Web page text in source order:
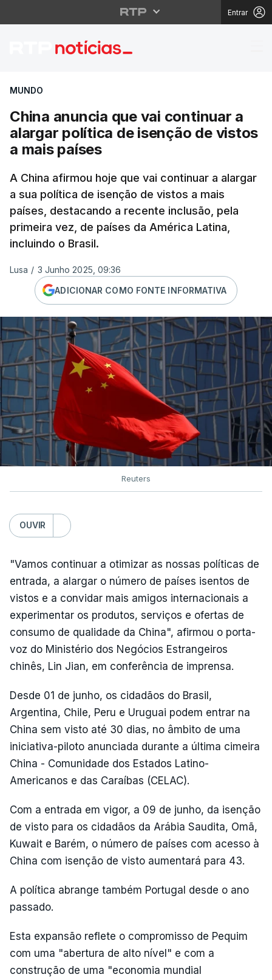
Entrar
China anuncia que
MUNDO
China anuncia que vai continuar a
alargar política de isenção de vistos
a mais países
A China afirmou hoje que vai continuar a alargar
a sua política de isenção de vistos a mais
países, destacando a recente inclusão, pela
primeira vez, de países da América Latina,
incluindo o Brasil.
Lusa / 3 Junho 2025, 09:36
ADICIONAR COMO FONTE INFORMATIVA
Reuters
OUVIR
"Vamos continuar a otimizar as nossas políticas de
entrada, a alargar o número de países isentos de
vistos e a convidar mais amigos internacionais a
experimentar os produtos, serviços e ofertas de
consumo de qualidade da China", afirmou o porta-
voz do Ministério dos Negócios Estrangeiros
chinês, Lin Jian, em conferência de imprensa.
Desde 01 de junho, os cidadãos do Brasil,
Argentina, Chile, Peru e Uruguai podem entrar na
China sem visto até 30 dias, no âmbito de uma
iniciativa-piloto anunciada durante a última cimeira
China - Comunidade dos Estados Latino-
Americanos e das Caraíbas (CELAC).
Com a entrada em vigor, a 09 de junho, da isenção
de visto para os cidadãos da Arábia Saudita, Omã,
Kuwait e Barém, o número de países com acesso à
China com isenção de visto aumentará para 43.
A política abrange também Portugal desde o ano
passado.
Esta expansão reflete o compromisso de Pequim
com uma "abertura de alto nível" e com a
construção de uma "economia mundial